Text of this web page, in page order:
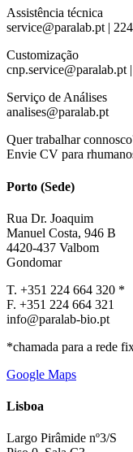
Assistência técnica
service@paralab.pt |
Customização
cnp.service@paralab.pt
Serviço de Análises
analises@paralab.pt
Quer trabalhar
Envie CV para
Porto (Sede)
Rua Dr. Joaquim
Manuel Costa, 946 B
4420-437 Valbom
Gondomar
T. +351 224 664 320 *
F. +351 224 664 321
info@paralab-bio.pt
*chamada para a rede
Google Maps
Lisboa
Largo Pirâmide nº3/S